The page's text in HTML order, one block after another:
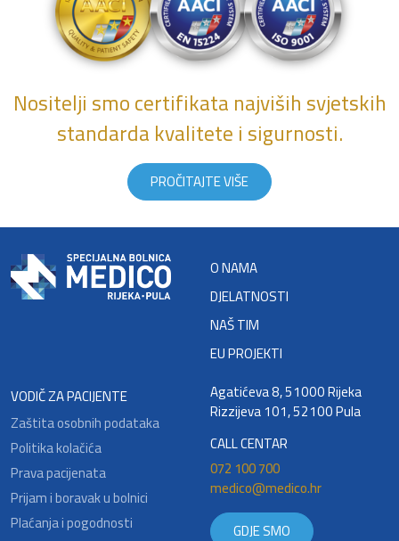
Nositelji smo certifikata najviših svjetskih
standarda kvalitete i sigurnosti.
PROČITAJTE VIŠE
O NAMA
DJELATNOSTI
NAŠ TIM
EU PROJEKTI
VODIČ ZA PACIJENTE
Zaštita osobnih podataka
Politika kolačića
Prava pacijenata
Prijam i boravak u bolnici
Plaćanja i pogodnosti
Agatićeva 8, 51000 Rijeka
Rizzijeva 101, 52100 Pula
CALL CENTAR
072 100 700
medico@medico.hr
GDJE SMO